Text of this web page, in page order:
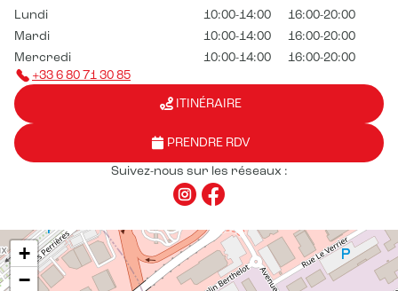
Lundi
10:00-14:00
16:00-20:00
Mardi
10:00-14:00
16:00-20:00
Mercredi
10:00-14:00
16:00-20:00
+33 6 80 71 30 85
ITINÉRAIRE
PRENDRE RDV
Suivez-nous sur les réseaux :
+
−